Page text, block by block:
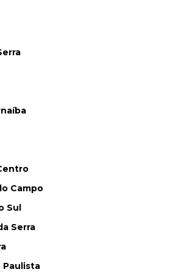
Campo
Sul
Serra
Paulista